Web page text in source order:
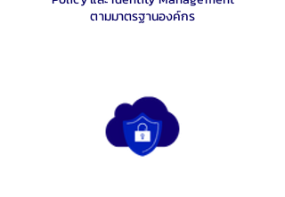
ตามมาตรฐานองค์กร